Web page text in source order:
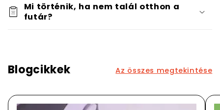
Mi történik, ha nem talál otthon a
futár?
Blogcikkek Az összes megtekintése